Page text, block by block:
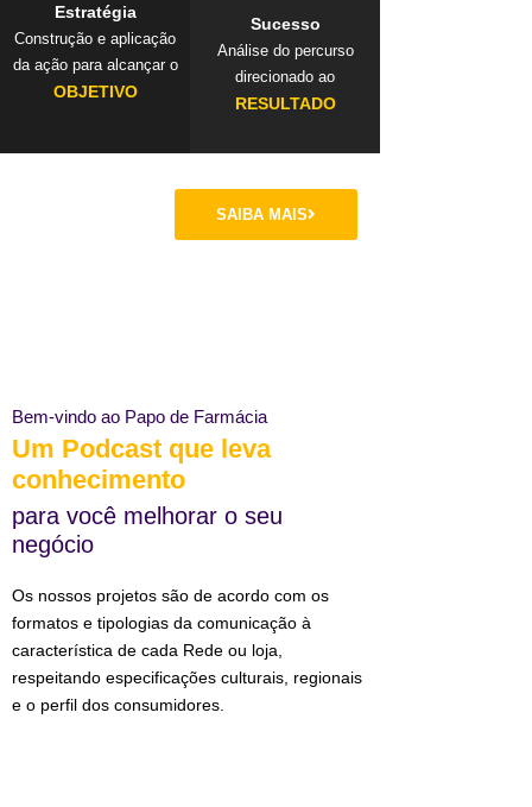
Estratégia
Construção e aplicação
da ação para alcançar o
OBJETIVO
Sucesso
Análise do percurso
direcionado ao
RESULTADO
SAIBA MAIS
Bem-vindo ao Papo de Farmácia
Um Podcast que leva
conhecimento
para você melhorar o seu
negócio
Os nossos projetos são de acordo com os
formatos e tipologias da comunicação à
característica de cada Rede ou loja,
respeitando especificações culturais, regionais
e o perfil dos consumidores.